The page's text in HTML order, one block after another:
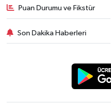
Puan Durumu ve Fikstür
Son Dakika Haberleri